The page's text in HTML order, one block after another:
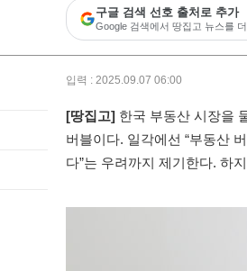
구글 검색 선호 출처로 추가
Google 검색에서 땅집고 뉴스를
입력 : 2025.09.07 06:00
[땅집고] 한국 부동산 시장을
버블이다. 일각에선 “부동산
다”는 우려까지 제기한다. 하